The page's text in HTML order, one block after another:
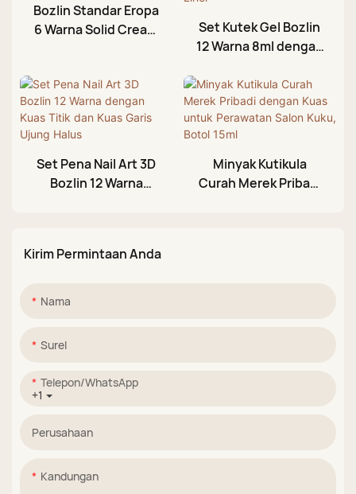
Bozlin Standar Eropa
6 Warna Solid Cream
Set Kutek Gel Bozlin
12 Warna 8ml dengan
untuk Nail Art Liner
Set Pena Nail Art 3D
Bozlin 12 Warna
Minyak Kutikula
Curah Merek Pribadi
Kirim Permintaan Anda
Nama
Surel
+1
Telepon/WhatsApp
Perusahaan
Kandungan